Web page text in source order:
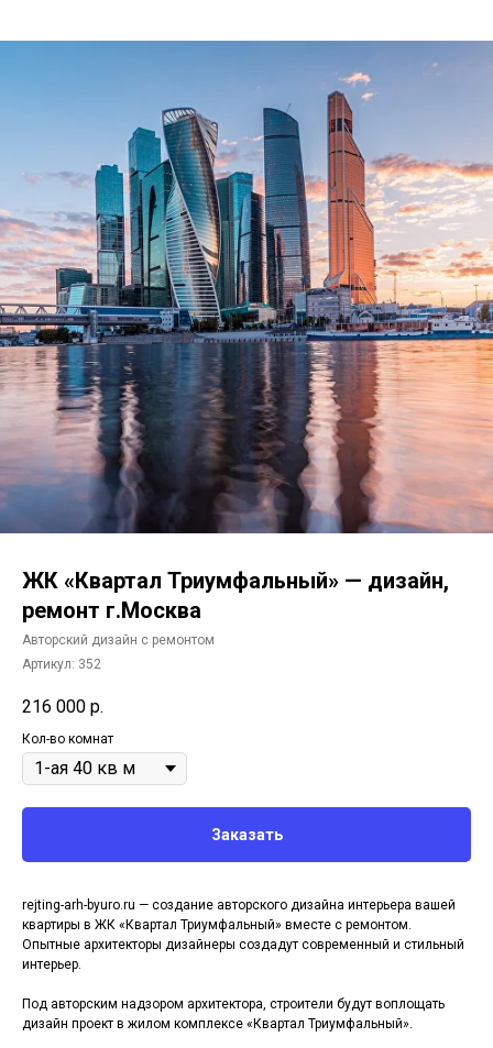
ЖК «Квартал Триумфальный» — дизайн,
ремонт г.Москва
Авторский дизайн с ремонтом
Артикул: 352
216 000 р.
Кол-во комнат
Заказать
rejting-arh-byuro.ru — создание авторского дизайна интерьера вашей
квартиры в ЖК «Квартал Триумфальный» вместе с ремонтом.
Опытные архитекторы дизайнеры создадут современный и стильный
интерьер.
Под авторским надзором архитектора, строители будут воплощать
дизайн проект в жилом комплексе «Квартал Триумфальный».